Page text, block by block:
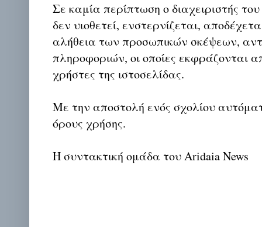
Σε καμία περίπτωση ο διαχειριστής
δεν υιοθετεί, ενστερνίζεται,
αλήθεια των προσωπικών σκέψεων,
πληροφοριών, οι οποίες εκφράζονται
χρήστες της ιστοσελίδας.
Με την αποστολή ενός σχολίου
όρους χρήσης.
Η συντακτική ομάδα του Aridaia News